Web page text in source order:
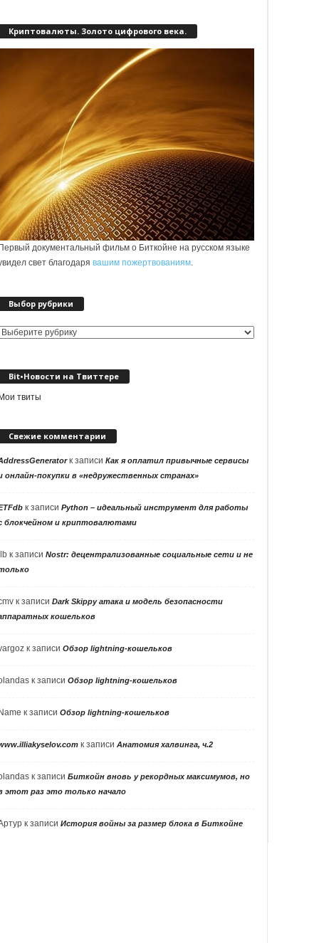
Криптовалюты. Золото цифрового века.
Первый документальный фильм о Биткойне на русском языке
свет благодарявашим пожертвованиям.
Выбор рубрики
Выбор
Bit•Новости на Твиттере
Мои твиты
Свежие комментарии
к записиКак я оплатил привычные сервисы
онлайн-покупки в «недружественных странах»
к записиPython – идеальный инструмент для работы
блокчейном и криптовалютами
llb к записиNostr: децентрализованные социальные сети и не
к записиDark Skippy атака и модель безопасности
кошельков
к записиОбзор lightning-кошельков
к записиОбзор lightning-кошельков
Name к записиОбзор lightning-кошельков
к записиАнатомия халвинга, ч.2
к записиБиткойн вновь у рекордных максимумов, но
этот раз это только начало
к записиИстория войны за размер блока в Биткойне